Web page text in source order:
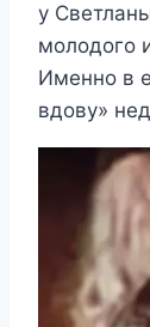
у
молодого
Именно в
вдову»